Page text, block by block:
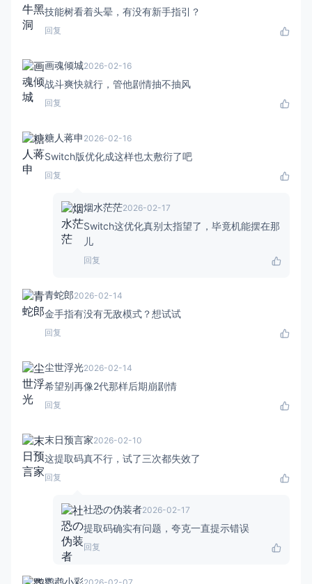
技能树看着头晕，有没有新手指引？
回复
画魂倾城2026-02-16
战斗爽快就行，管他剧情抽不抽风
回复
糖人蒋申 2026-02-16
Switch版优化成这样也太敷衍了吧
回复
烟水茫茫2026-02-17
Switch这优化真别太指望了，毕竟机能摆在那
儿
回复
青蛇郎2026-02-14
金手指有没有无敌模式？想试试
回复
尘世浮光2026-02-14
希望别再像2代那样后期崩剧情
回复
末日预言家2026-02-10
这提取码真不行，试了三次都失效了
回复
社恐の伪装者2026-02-17
提取码确实有问题，夸克一直提示错误
回复